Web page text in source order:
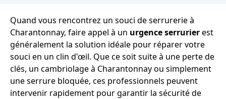
Quand vous rencontrez un souci de serrurerie à
Charantonnay, faire appel à un urgence serrurierest
généralement la solution idéale pour réparer votre
souci en un clin d'œil. Que ce soit suite à une perte de
clés, un cambriolage à Charantonnay ou simplement
une serrure bloquée, ces professionnels peuvent
intervenir rapidement pour garantir la sécurité de